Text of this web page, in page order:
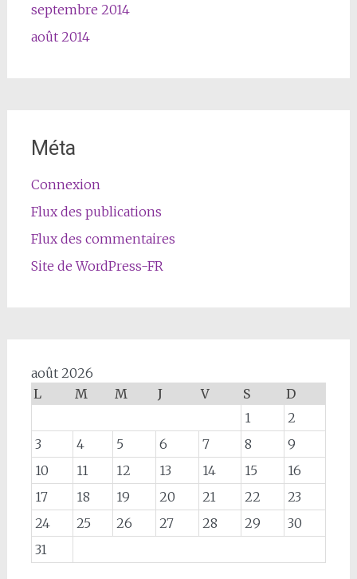
septembre 2014
août 2014
Méta
Connexion
Flux des publications
Flux des commentaires
Site de WordPress-FR
août 2026
L
M M J V S
D
1
2
3
4 5 6 7 8
9
10
11 12 13 14 15
16
17
18 19 20 21 22
23
24
25 26 27 28 29
30
31